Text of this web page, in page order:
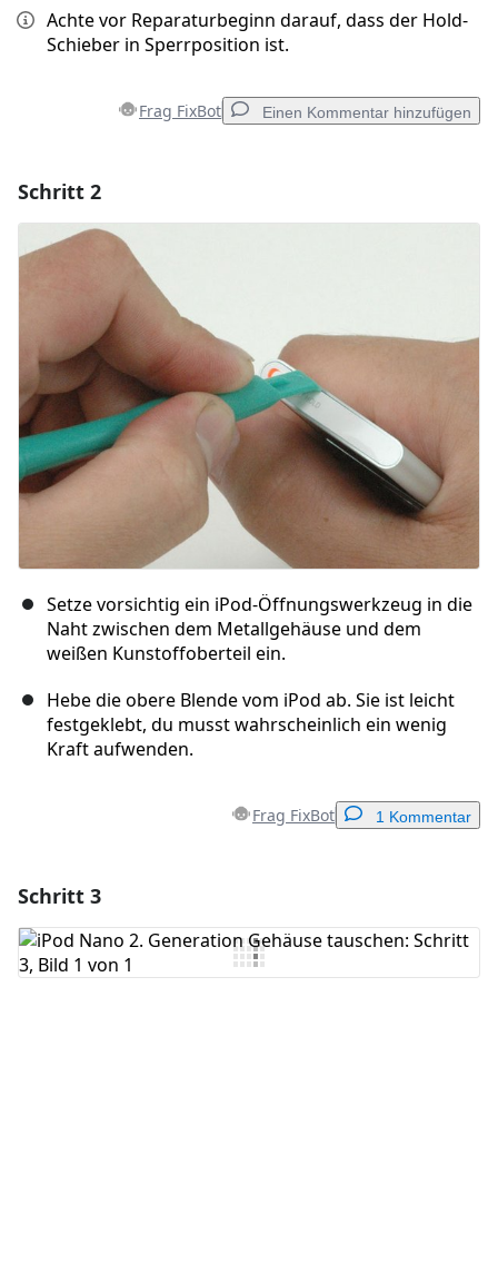
Achte vor Reparaturbeginn darauf, dass der Hold-
Schieber in Sperrposition ist.
Frag FixBot Einen Kommentar hinzufügen
Kommentar hinzufügen
Abbrechen Kommentieren
Schritt 2
Setze vorsichtig ein iPod-Öffnungswerkzeug in die
Naht zwischen dem Metallgehäuse und dem
weißen Kunstoffoberteil ein.
Hebe die obere Blende vom iPod ab. Sie ist leicht
festgeklebt, du musst wahrscheinlich ein wenig
Kraft aufwenden.
Frag FixBot 1 Kommentar
Kommentar hinzufügen
Schritt 3